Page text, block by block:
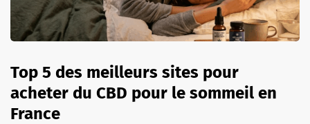
Top 5 des meilleurs sites pour
acheter du CBD pour le sommeil en
France